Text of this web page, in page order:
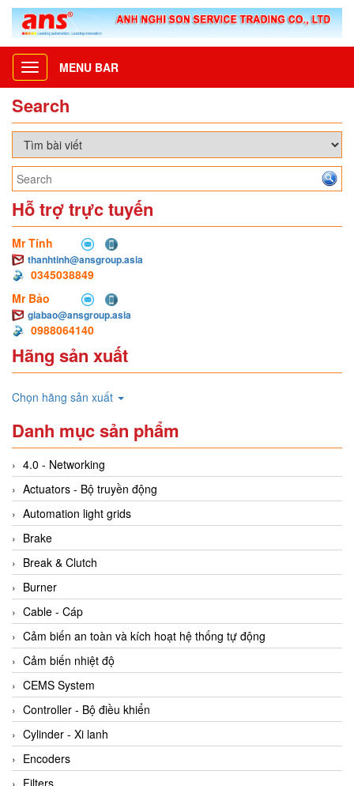
Toggle
navigation
MENU BAR
Search
Hỗ trợ trực tuyến
Mr Tính
thanhtinh@ansgroup.asia
0345038849
Mr Bảo
giabao@ansgroup.asia
0988064140
Hãng sản xuất
Chọn hãng sản xuất
Danh mục sản phẩm
4.0 - Networking
Actuators - Bộ truyền động
Automation light grids
Brake
Break & Clutch
Burner
Cable - Cáp
Cảm biến an toàn và kích hoạt hệ thống tự động
Cảm biến nhiệt độ
CEMS System
Controller - Bộ điều khiển
Cylinder - Xi lanh
Encoders
Filters